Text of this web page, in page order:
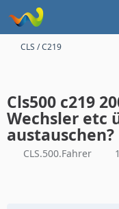
CLS / C219
Cls500 c219
Wechsler etc
austauschen?
CLS.500.Fahrer